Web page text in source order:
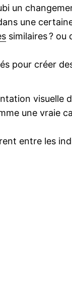
un
une
similaires ? ou
pour créer
visuelle
une vraie
entre les